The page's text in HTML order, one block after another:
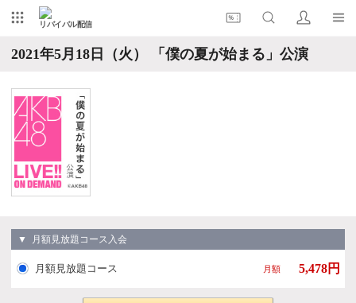
リバイバル配信
2021年5月18日（火） 「僕の夏が始まる」公演
▼ 月額見放題コース入会
月額見放題コース 月額 5,478円